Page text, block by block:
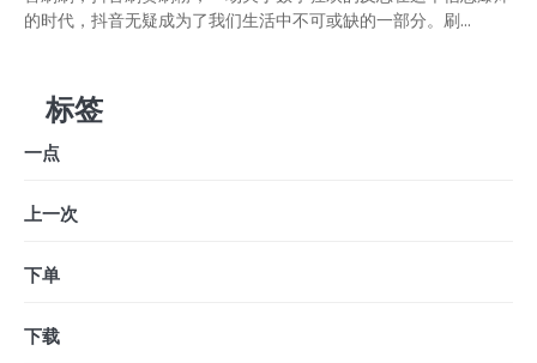
的时代，抖音无疑成为了我们生活中不可或缺的一部分。刷...
标签
一点
上一次
下单
下载